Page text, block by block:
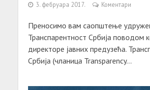
3. фебруара 2017. Коментари
Преносимо вам саопштење
Транспарентност Србија поводом
директоре јавних предузећа.
Србија (чланица Transparency...